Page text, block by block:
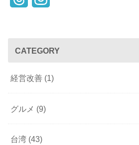
e
s
t
a
CATEGORY
経営改善 (1)
グルメ (9)
台湾 (43)